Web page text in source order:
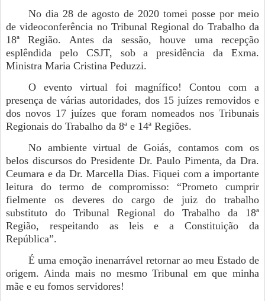
No dia 28 de agosto de 2020 tomei posse por meio
de videoconferência no Tribunal Regional do Trabalho da
18ª Região. Antes da sessão, houve uma recepção
esplêndida pelo CSJT, sob a presidência da Exma.
Ministra Maria Cristina Peduzzi.
O evento virtual foi magnífico! Contou com a
presença de várias autoridades, dos 15 juízes removidos e
dos novos 17 juízes que foram nomeados nos Tribunais
Regionais do Trabalho da 8ª e 14ª Regiões.
No ambiente virtual de Goiás, contamos com os
belos discursos do Presidente Dr. Paulo Pimenta, da Dra.
Ceumara e da Dr. Marcella Dias. Fiquei com a importante
leitura do termo de compromisso: “Prometo cumprir
fielmente os deveres do cargo de juiz do trabalho
substituto do Tribunal Regional do Trabalho da 18ª
Região, respeitando as leis e a Constituição da
República”.
É uma emoção inenarrável retornar ao meu Estado de
origem. Ainda mais no mesmo Tribunal em que minha
mãe e eu fomos servidores!